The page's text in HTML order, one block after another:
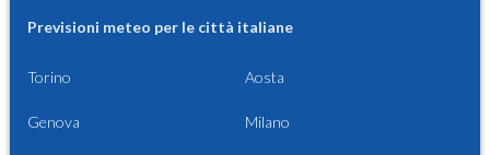
Previsioni meteo per le città italiane
Torino Aosta
Genova Milano